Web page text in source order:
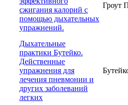
сжигания калорий с
помощью дыхательных
упражнений.
Гроут
Дыхательные
практики Бутейко.
Действенные
упражнения для
лечения пневмонии и
других заболеваний
легких